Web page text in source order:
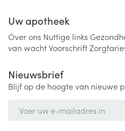
Uw apotheek
Over ons Nuttige links
van wachtVoorschrift
Nieuwsbrief
Blijf op de hoogte van nieuwe